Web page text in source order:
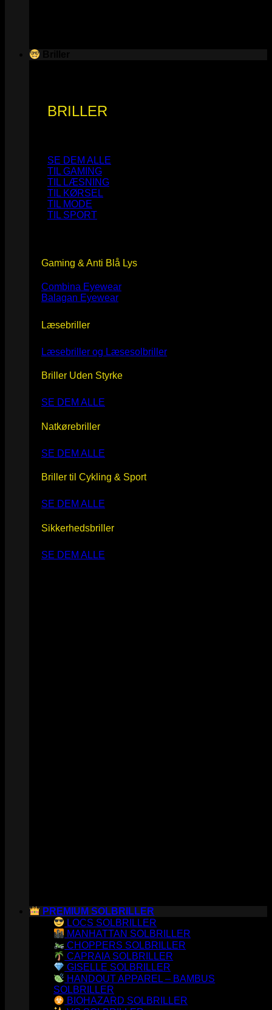
BRILLER
SE DEM ALLE
TIL GAMING
TIL LÆSNING
TIL KØRSEL
TIL MODE
TIL SPORT
Gaming & Anti Blå Lys
Combina Eyewear
Balagan Eyewear
Læsebriller
Læsebriller og Læsesolbriller
Briller Uden Styrke
SE DEM ALLE
Natkørebriller
SE DEM ALLE
Briller til Cykling & Sport
SE DEM ALLE
Sikkerhedsbriller
SE DEM ALLE
PREMIUM SOLBRILLER
LOCS SOLBRILLER
MANHATTAN SOLBRILLER
CHOPPERS SOLBRILLER
CAPRAIA SOLBRILLER
GISELLE SOLBRILLER
HANDOUT APPAREL – BAMBUS
SOLBRILLER
BIOHAZARD SOLBRILLER